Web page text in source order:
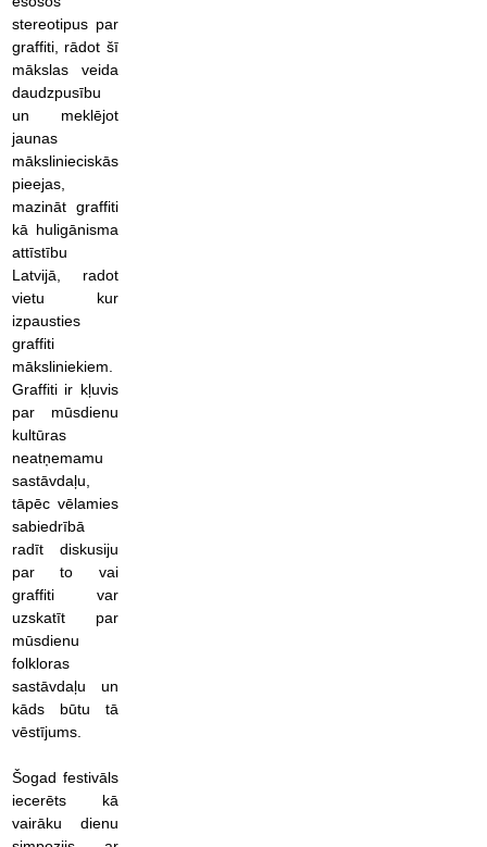
stereotipus par
graffiti, rādot šī
mākslas veida
daudzpusību
un meklējot
jaunas
mākslinieciskās
pieejas,
mazināt graffiti
kā huligānisma
attīstību
Latvijā, radot
vietu kur
izpausties
graffiti
māksliniekiem.
Graffiti ir kļuvis
par mūsdienu
kultūras
neatņemamu
sastāvdaļu,
tāpēc vēlamies
sabiedrībā
radīt diskusiju
par to vai
graffiti var
uzskatīt par
mūsdienu
folkloras
sastāvdaļu un
kāds būtu tā
vēstījums.
Šogad festivāls
iecerēts kā
vairāku dienu